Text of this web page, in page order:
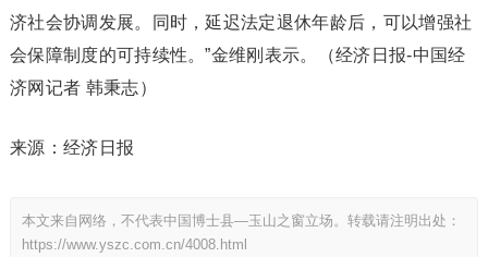
济社会协调发展。同时，延迟法定退休年龄后，可以增强社
会保障制度的可持续性。”金维刚表示。（经济日报-中国经
济网记者 韩秉志）
来源：经济日报
本文来自网络，不代表中国博士县—玉山之窗立场。转载请注明出处：
https://www.yszc.com.cn/4008.html